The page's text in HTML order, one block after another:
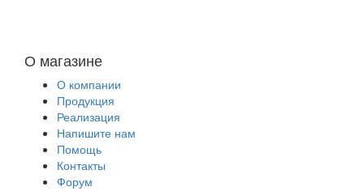
О магазине
О компании
Продукция
Реализация
Напишите нам
Помощь
Контакты
Форум